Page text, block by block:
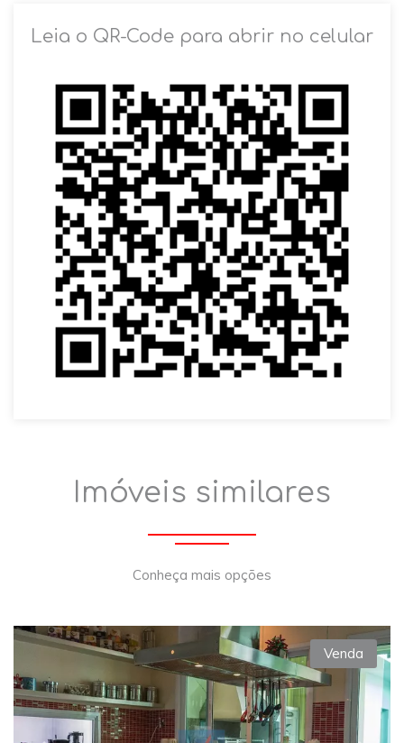
Leia o QR-Code para abrir no celular
Imóveis similares
Conheça mais opções
Venda